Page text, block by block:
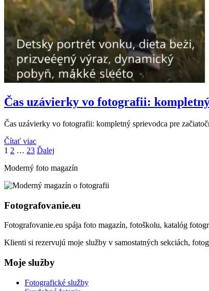
Čas uzávierky vo fotografii:
Čas uzávierky vo fotografii: kompletný sprievodca pre
Čítať viac
Stránka
1 Stránka
2 … Stránka
23 Ďalej
Moderný foto magazín
Fotografovanie.eu
Fotografovanie.eu spája foto magazín, fotoškolu, katalóg
Klienti si rezervujú moje služby v samostatných sekciách,
Moje služby
Fotografické služby